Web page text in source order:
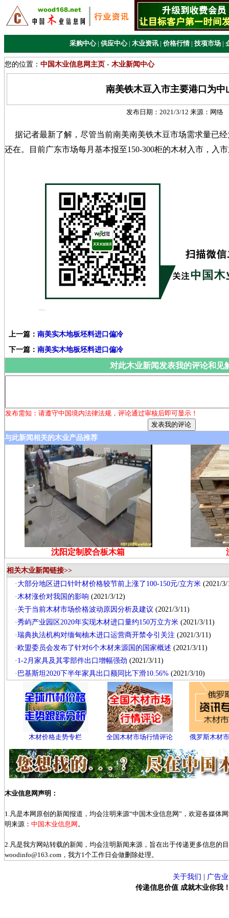
采购中心 | 供应中心 | 木业资讯 | 价格行情 | 技项市场 |
您的位置： 中国木业信息网主页 - 木业新闻中心
南美铁木豆入市主要港口为中
发布日期：2021/3/12 来源： 网络
据记者最新了解，尽管当前南美南美铁木豆市场需求量已
还在。目前广东市场每月基本报至150-300柜的木材入市，入
上一篇： 南美实木地板坯料进口偏冷
下一篇： 南美实木地板坯料进口偏冷
对此木业新闻发表我的评论和见
发布需知：请遵守中国境内法律法规，评论通过审核后即可显示！
与此新闻相关的木业产品推荐
沈阳定制胶合板木箱
相关木业新闻链接>>
· 大部分地区进口针叶材价格较节前上涨了100-150元/立方米 (2021/3/
·木材涨价对我国的影响 (2021/3/12)
· 关于当前木材市场价格波动原因分析及建议 (2021/3/11)
·秀屿产业园区2020年实现木材进口量约150万立方米 (2021/3/11)
·瑞典执法机构对缅甸柚木进口运营商开禁令引关注 (2021/3/11)
· 欧盟委员会发布了针对6个木材来源国的国家概述 (2021/3/11)
· 1-2月家具及其零部件出口增幅强劲 (2021/3/11)
· 巴基斯坦2020下半年家具出口额同比下滑10.56% (2021/3/10)
木材价格走势专栏 全国木材市场行情评论 俄罗斯木材
木业信息网声明：
1.凡是本网原创的新闻报道，均会注明来源“中国木业信息网”，欢迎各媒体
明来源： 中国木业信息网 。
2.凡是我方网站转载的新闻，均会注明新闻来源，旨在出于传递更多信息的
woodinfo@163.com，我方1个工作日会做删除处理。
关于我们
广告
传递信息价值 成就木业你我